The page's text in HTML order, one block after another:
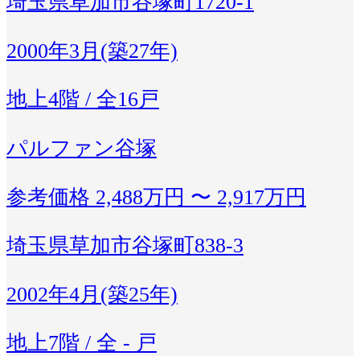
2000年3月(築27年)
地上4階 / 全16戸
パルファン谷塚
参考価格 2,488万円 〜 2,917万円
埼玉県草加市谷塚町838-3
2002年4月(築25年)
地上7階 / 全 - 戸